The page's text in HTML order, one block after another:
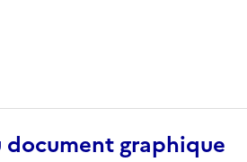
graphique